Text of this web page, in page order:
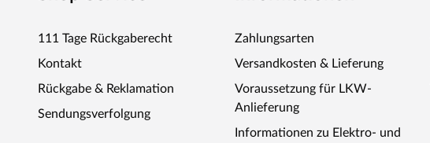
111 Tage Rückgaberecht
Kontakt
Rückgabe & Reklamation
Sendungsverfolgung
Zahlungsarten
Versandkosten & Lieferung
Voraussetzung für LKW-
Anlieferung
Informationen zu Elektro- und